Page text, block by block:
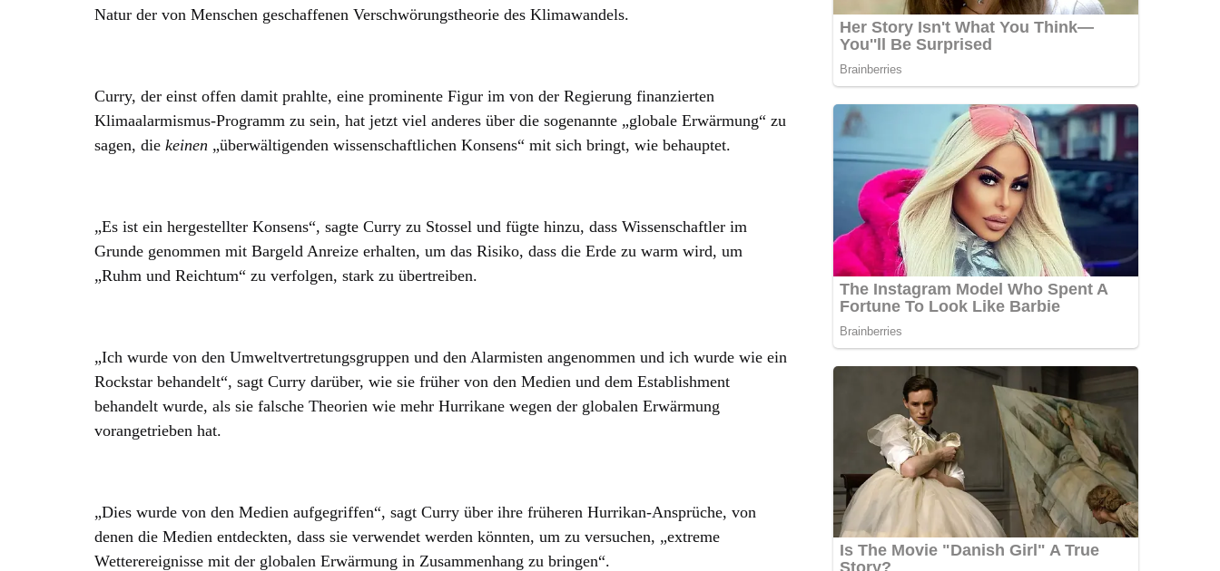
Natur der von Menschen geschaffenen Verschwörungstheorie des Klimawandels.
Curry, der einst offen damit prahlte, eine prominente Figur im von der Regierung finanzierten
Klimaalarmismus-Programm zu sein, hat jetzt viel anderes über die sogenannte „globale Erwärmung“ zu
sagen, die keinen „überwältigenden wissenschaftlichen Konsens“ mit sich bringt, wie behauptet.
„Es ist ein hergestellter Konsens“, sagte Curry zu Stossel und fügte hinzu, dass Wissenschaftler im
Grunde genommen mit Bargeld Anreize erhalten, um das Risiko, dass die Erde zu warm wird, um
„Ruhm und Reichtum“ zu verfolgen, stark zu übertreiben.
„Ich wurde von den Umweltvertretungsgruppen und den Alarmisten angenommen und ich wurde wie ein
Rockstar behandelt“, sagt Curry darüber, wie sie früher von den Medien und dem Establishment
behandelt wurde, als sie falsche Theorien wie mehr Hurrikane wegen der globalen Erwärmung
vorangetrieben hat.
„Dies wurde von den Medien aufgegriffen“, sagt Curry über ihre früheren Hurrikan-Ansprüche, von
denen die Medien entdeckten, dass sie verwendet werden könnten, um zu versuchen, „extreme
Wetterereignisse mit der globalen Erwärmung in Zusammenhang zu bringen“.